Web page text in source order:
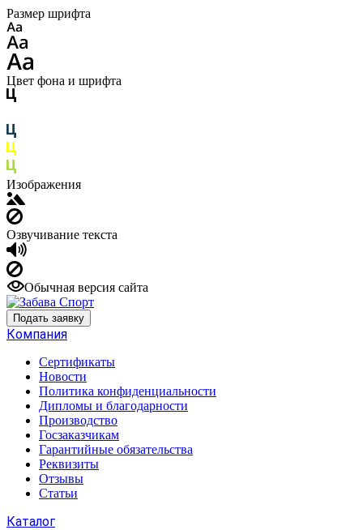
Размер шрифта
Цвет фона и шрифта
Изображения
Озвучивание текста
Обычная версия сайта
Подать заявку
Компания
Сертификаты
Новости
Политика конфиденциальности
Дипломы и благодарности
Производство
Госзаказчикам
Гарантийные обязательства
Реквизиты
Отзывы
Статьи
Каталог